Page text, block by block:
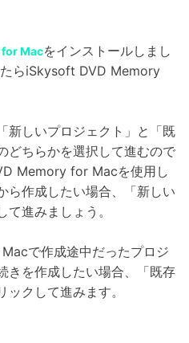
Macをインストールしまし
らiSkysoft DVD Memory
新しいプロジェクト」と「既
どちらかを選択して進むので
Memory for Macを使用し
ら作成したい場合、「新しい
進みましょう。
で作成途中だったプロジ
きを作成したい場合、「既存
クして進みます。